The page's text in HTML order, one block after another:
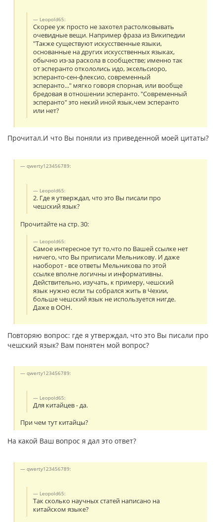
Leopold65:
Скорее уж просто не захотел растолковывать
очевидные вещи. Например фраза из Википедии
"Также существуют искусственные языки,
основанные на других искусственных языках,
обычно из-за раскола в сообществе; именно так
от эсперанто откололись идо, эксельсиоро,
эсперанто-сен-флексио, современный
эсперанто..." мягко говоря спорная, или вообще
бредовая в отношении эсперанто. "Современный
эсперанто" это некий иной язык,чем эсперанто
или нет?
Прочитал.И что Вы поняли из приведенной моей цитаты?
qwerty123456789:
Leopold65:
2. Где я утверждал, что это Вы писали про
чешский язык?
Прочитайте на стр. 30:
Leopold65:
Самое интересное тут то,что по Вашей ссылке нет
ничего, что Вы приписали Мельникову. И даже
наоборот - все ответы Мельникова по этой
ссылке вполне логичны и информативны.
Действительно, изучать, к примеру, чешский
язык нужно если ты собрался жить в Чехии,
больше чешский язык не используется нигде.
Даже в ООН.
Повторяю вопрос: где я утверждал, что это Вы писали про
чешский язык? Вам понятен мой вопрос?
qwerty123456789:
Leopold65:
Для китайцев - да.
При чем тут китайцы?
На какой Ваш вопрос я дал это ответ?
qwerty123456789:
Leopold65:
Так сколько научных статей написано на
китайском языке?